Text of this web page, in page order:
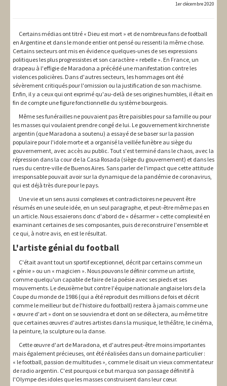
1er décembre 2020
Certains médias ont titré « Dieu est mort » et de nombreux fans de football
en Argentine et dans le monde entier ont pensé ou ressenti la même chose.
Certains secteurs ont mis en évidence quelques-unes de ses expressions
politiques les plus progressistes et son caractère « rebelle ». En France, un
drapeau à l'effigie de Maradona a précédé une manifestation contre les
violences policières. Dans d'autres secteurs, les hommages ont été
sévèrement critiqués pour l'omission ou la justification de son machisme.
Enfin, il y a ceux qui ont exprimé qu'au-delà de ses origines humbles, il était en
fin de compte une figure fonctionnelle du système bourgeois.
Même ses funérailles ne pouvaient pas être paisibles pour sa famille ou pour
les masses qui voulaient prendre congé de lui. Le gouvernement kirchneriste
argentin (que Maradona a soutenu) a essayé de se baser sur la passion
populaire pour l'idole morte et a organisé la veillée funèbre au siège du
gouvernement, avec accès au public. Tout s'est terminé dans le chaos, avec la
répression dans la cour de la Casa Rosada (siège du gouvernement) et dans les
rues du centre-ville de Buenos Aires. Sans parler de l'impact que cette attitude
irresponsable pouvait avoir sur la dynamique de la pandémie de coronavirus,
qui est déjà très dure pour le pays.
Une vie et un sens aussi complexes et contradictoires ne peuvent être
résumés en une seule idée, en un seul paragraphe, et peut-être même pas en
un article. Nous essaierons donc d'abord de « désarmer » cette complexité en
examinant certaines de ses composantes, puis de reconstruire l'ensemble et
ce qui, à notre avis, en est le résultat.
L'artiste génial du football
C'était avant tout un sportif exceptionnel, décrit par certains comme un
« génie » ou un « magicien ». Nous pouvons le définir comme un artiste,
comme quelqu'un capable de faire de la poésie avec ses pieds et ses
mouvements. Le deuxième but contre l'équipe nationale anglaise lors de la
Coupe du monde de 1986 (qui a été reproduit des millions de fois et décrit
comme le meilleur but de l'histoire du football) restera à jamais comme une
« œuvre d'art » dont on se souviendra et dont on se délectera, au même titre
que certaines œuvres d'autres artistes dans la musique, le théâtre, le cinéma,
la peinture, la sculpture ou la danse.
Cette œuvre d'art de Maradona, et d'autres peut-être moins importantes
mais également précieuses, ont été réalisées dans un domaine particulier :
« le football, passion de multitudes », comme le disait un vieux commentateur
de radio argentin. C'est pourquoi ce but marqua son passage définitif à
l'Olympe des idoles que les masses construisent dans leur cœur.